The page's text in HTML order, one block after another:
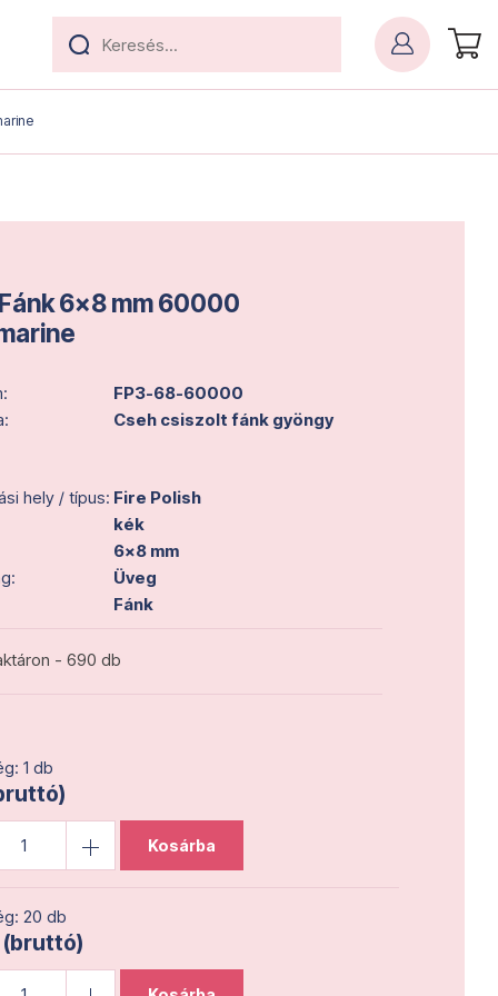
6x8 mm 60000
FP3-68-60000
Cseh csiszolt fánk gyöngy
hely / típus: Fire Polish
kék
6x8 mm
Üveg
Fánk
- 690 db
1 db
Kosárba
20 db